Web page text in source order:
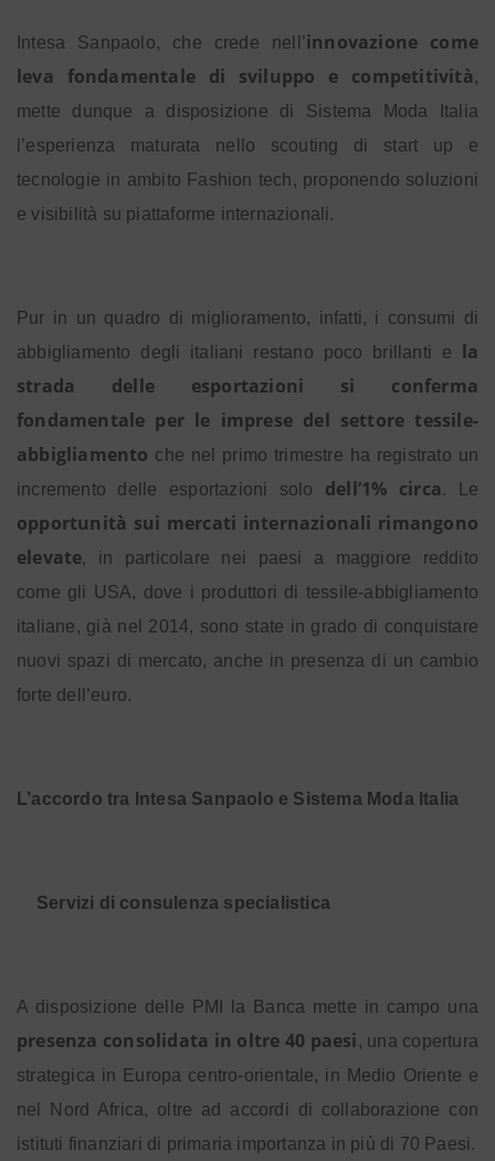
Intesa Sanpaolo, che crede nell’innovazione come
leva fondamentale di sviluppo e competitività ,
mette dunque a disposizione di Sistema Moda Italia
l’esperienza maturata nello scouting di start up e
tecnologie in ambito Fashion tech, proponendo soluzioni
e visibilità su piattaforme internazionali.
Pur in un quadro di miglioramento, infatti, i consumi di
abbigliamento degli italiani restano poco brillanti e la
strada delle esportazioni si conferma
fondamentale per le imprese del settore tessile-
abbigliamento che nel primo trimestre ha registrato un
incremento delle esportazioni solo dell’1% circa . Le
opportunità sui mercati internazionali rimangono
elevate, in particolare nei paesi a maggiore reddito
come gli USA, dove i produttori di tessile-abbigliamento
italiane, già nel 2014, sono state in grado di conquistare
nuovi spazi di mercato, anche in presenza di un cambio
forte dell’euro.
L’accordo tra Intesa Sanpaolo e Sistema Moda Italia
Servizi di consulenza specialistica
A disposizione delle PMI la Banca mette in campo una
presenza consolidata in oltre 40 paesi , una copertura
strategica in Europa centro-orientale, in Medio Oriente e
nel Nord Africa, oltre ad accordi di collaborazione con
istituti finanziari di primaria importanza in più di 70 Paesi.